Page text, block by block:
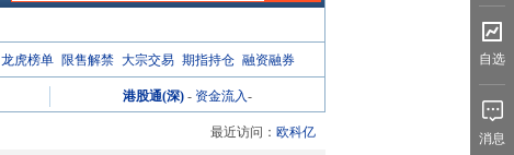
龙虎榜单 限售解禁 大宗交易 期指持仓 融资融券
港股通(深) - 资金流入-
最近访问： 欧科亿
自选
消息